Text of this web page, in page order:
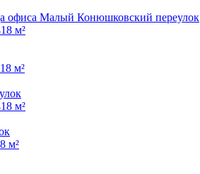
офиса Малый Конюшковский переулок
м²
м²
м²
м²